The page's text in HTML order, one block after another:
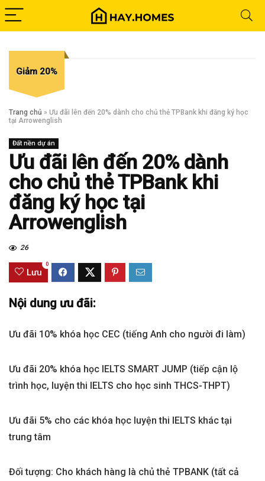
Giảm 20%
Trang chủ » Ưu đãi lên đến 20% dành cho chủ thẻ TPBank khi đăng ký học
tại Arrowenglish
Đất nền dự án
Ưu đãi lên đến 20% dành
cho chủ thẻ TPBank khi
đăng ký học tại
Arrowenglish
26
Lưu
0
Nội dung ưu đãi:
Ưu đãi 10% khóa học CEC (tiếng Anh cho người đi làm)
Ưu đãi 20% khóa học IELTS SMART JUMP (tiếp cận lộ
trình học, luyện thi IELTS cho học sinh THCS-THPT)
Ưu đãi 5% cho các khóa học luyện thi IELTS khác tại
trung tâm
Đối tượng: Cho khách hàng là chủ thẻ TPBANK (tất cả